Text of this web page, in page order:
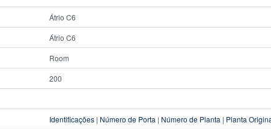
Átrio C6
Átrio C6
Room
200
Identificações | Número de Porta | Número de Planta | Planta